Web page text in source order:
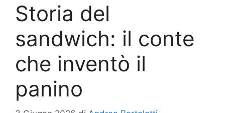
Storia del
sandwich: il conte
che inventò il
panino